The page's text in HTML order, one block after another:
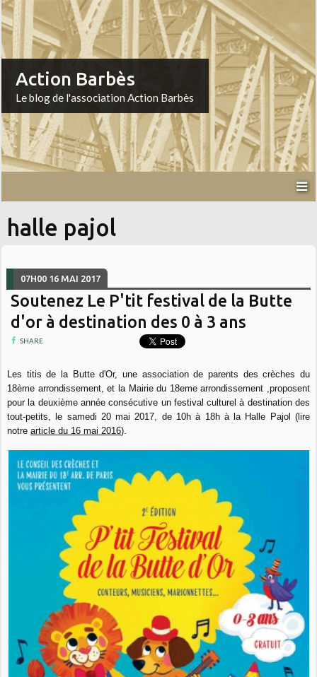
Action Barbès
Le blog de l'association Action Barbès
halle pajol
07H00 16 MAI 2017
Soutenez Le P'tit festival de la Butte
d'or à destination des 0 à 3 ans
SHARE
Les titis de la Butte d'Or, une association de parents des crèches du
18ème arrondissement, et la Mairie du 18eme arrondissement ,proposent
pour la deuxième année consécutive un festival culturel à destination des
tout-petits, le samedi 20 mai 2017, de 10h à 18h à la Halle Pajol (lire
notrearticle du 16 mai 2016).